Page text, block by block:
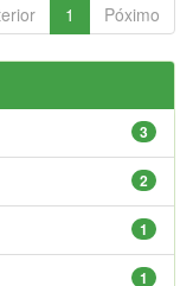
1 Póximo
3
2
1
1